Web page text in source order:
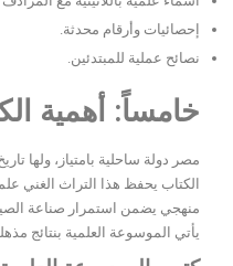
إحصائيات وأرقام محدثة.
نصائح عملية للمبتدئين.
خامساً: أهمية
مصر دولة ساحلية بامتياز، ولها
الكتاب يحفظ هذا التراث الغني
منهجي يضمن استمرار صناعة
يأتي الموسوعة العلمية بنتائج